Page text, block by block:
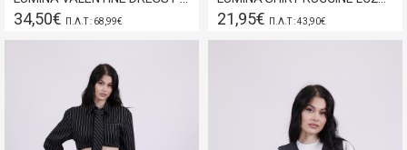
34,50€ Π.Λ.Τ : 68,99€ 21,95€ Π.Λ.Τ : 43,90€